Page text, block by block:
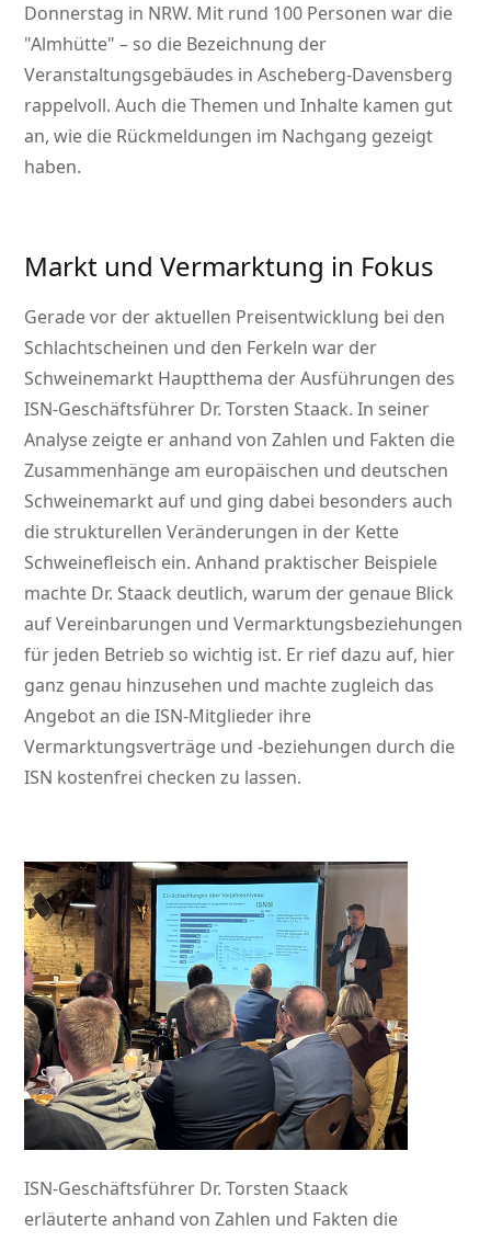
Donnerstag in NRW. Mit rund 100 Personen war die
Almhütte – so die Bezeichnung der
Veranstaltungsgebäudes in Ascheberg-Davensberg
rappelvoll. Auch die Themen und Inhalte kamen gut
an, wie die Rückmeldungen im Nachgang gezeigt
haben.
Markt und Vermarktung in Fokus
Gerade vor der aktuellen Preisentwicklung bei den
Schlachtscheinen und den Ferkeln war der
Schweinemarkt Hauptthema der Ausführungen des
ISN-Geschäftsführer Dr. Torsten Staack. In seiner
Analyse zeigte er anhand von Zahlen und Fakten die
Zusammenhänge am europäischen und deutschen
Schweinemarkt auf und ging dabei besonders auch
die strukturellen Veränderungen in der Kette
Schweinefleisch ein. Anhand praktischer Beispiele
machte Dr. Staack deutlich, warum der genaue Blick
auf Vereinbarungen und Vermarktungsbeziehungen
für jeden Betrieb so wichtig ist. Er rief dazu auf, hier
ganz genau hinzusehen und machte zugleich das
Angebot an die ISN-Mitglieder ihre
Vermarktungsverträge und -beziehungen durch die
ISN kostenfrei checken zu lassen.
ISN-Geschäftsführer Dr. Torsten Staack
erläuterte anhand von Zahlen und Fakten die